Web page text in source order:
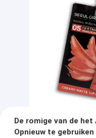
De romige van de
Opnieuw te